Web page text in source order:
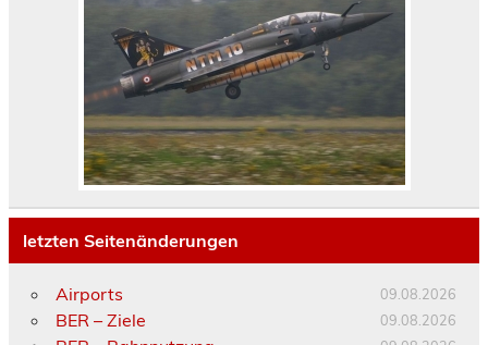
letzten Seitenänderungen
Airports 09.08.2026
BER – Ziele 09.08.2026